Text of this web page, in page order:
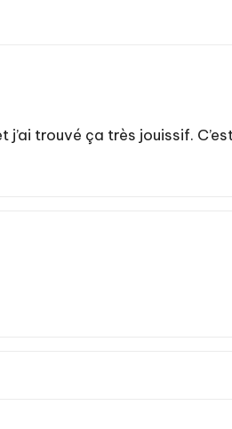
trouvé ça très jouissif.